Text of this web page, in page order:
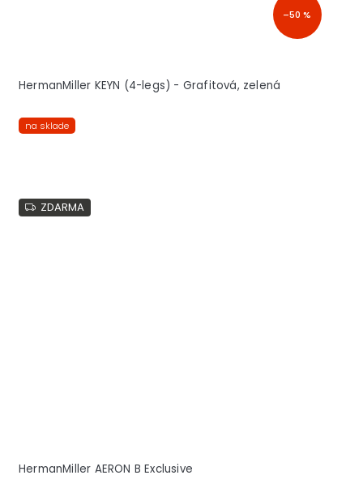
–50 %
HermanMiller KEYN (4-legs) - Grafitová, zelená
na sklade
ZDARMA
HermanMiller AERON B Exclusive